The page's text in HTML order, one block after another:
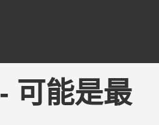
可能是最